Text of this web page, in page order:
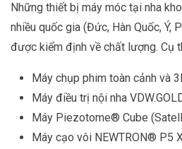
Những thiết bị máy móc tại nha
nhiều quốc gia (Đức, Hàn Quốc, Ý,
được kiểm định về chất lượng. Cụ
Máy chụp phim toàn cảnh và
Máy điều trị nội nha
Máy Piezotome® Cube
Máy cạo vôi NEWTRON® P5